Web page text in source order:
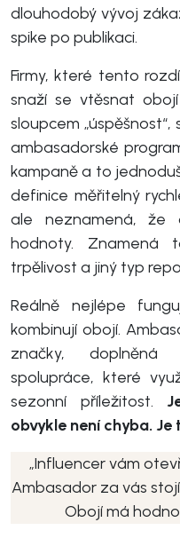
dlouhodobý vývoj
spike po publikaci.
Firmy, které tento
snaží se vtěsnat
sloupcem
ambasadorské
kampaně a to
definice měřitelný
ale neznamená, že
hodnoty. Znamená
trpělivost a jiný typ
Reálně nejlépe
kombinují obojí.
značky,
spolupráce, které
sezonní příležitost.
obvykle není chyba.
„Influencer vám
Ambasador za vás stojí
Obojí má